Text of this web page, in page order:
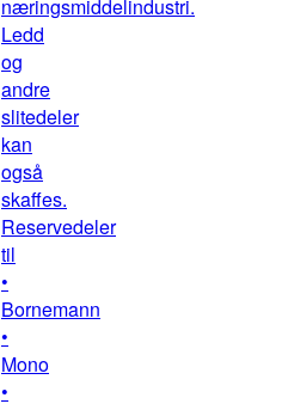
næringsmiddelindustri.
Ledd
og
andre
slitedeler
kan
også
skaffes.
Reservedeler
til
•
Bornemann
•
Mono
•